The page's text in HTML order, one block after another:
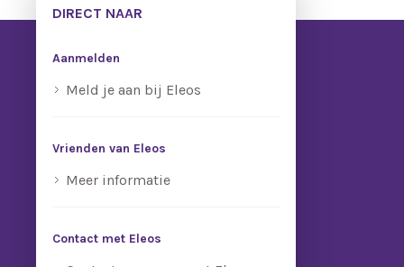
DIRECT NAAR
Aanmelden
Meld je aan bij Eleos
Vrienden van Eleos
Meer informatie
Contact met Eleos